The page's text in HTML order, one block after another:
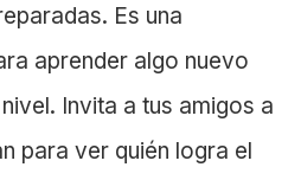
Es una
aprender algo nuevo
Invita a tus amigos a
para ver quién logra el